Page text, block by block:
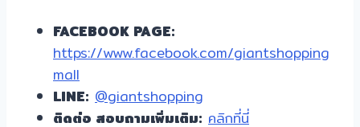
FACEBOOK PAGE:
https://www.facebook.com/giantshopping
mall
LINE: @giantshopping
ติดต่อ สอบถามเพิ่มเติม: คลิกที่นี่